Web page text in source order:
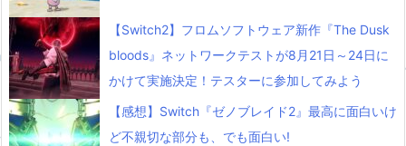
【Switch2】フロムソフトウェア新作『The Dusk
bloods』ネットワークテストが8月21日～24日に
かけて実施決定！テスターに参加してみよう
【感想】Switch『ゼノブレイド2』最高に面白いけ
ど不親切な部分も、でも面白い!